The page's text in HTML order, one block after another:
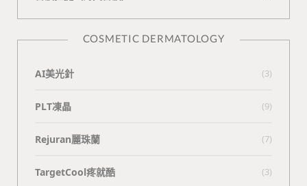
COSMETIC DERMATOLOGY
AI美光針 (3)
PLT凍晶 (9)
Rejuran麗珠蘭 (7)
TargetCool疼就酷 (3)